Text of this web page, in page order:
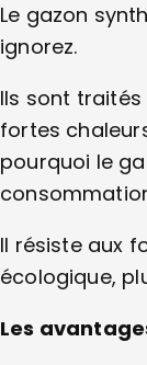
Le gazon
ignorez.
Ils sont
fortes
pourquoi le
Il résiste aux
écologique,
Les